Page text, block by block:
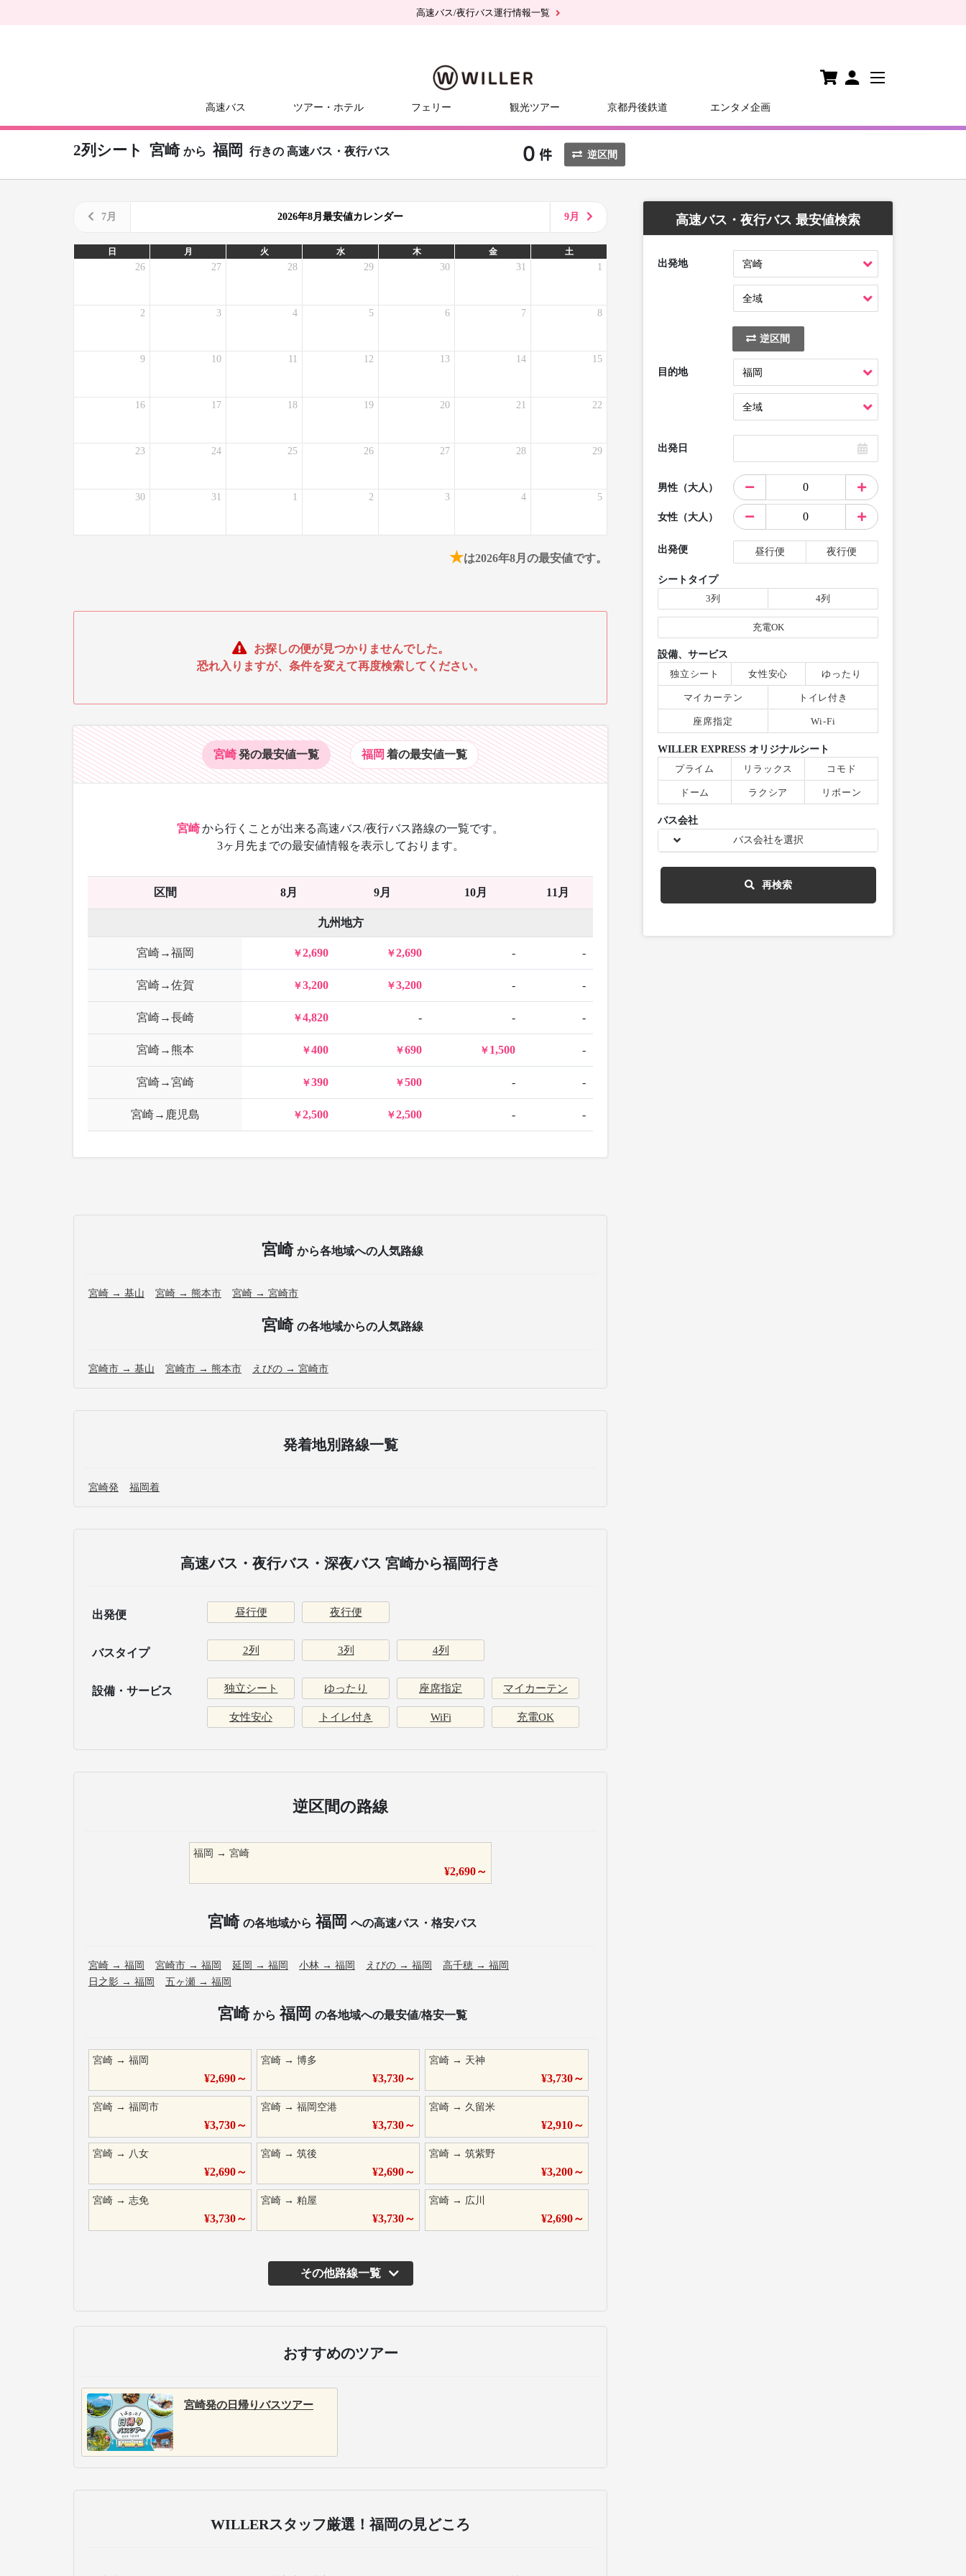
高速バス/夜行バス運行情報一覧
高速バス ツアー・ホテル フェリー 観光ツアー 京都丹後鉄道 エンタメ企画
2列シート 宮崎 から 福岡 行きの 高速バス・夜行バス 逆区間
7月 2026年8月最安値カレンダー 9月
日 月 火 水 木 金 土
26 27 28 29 30 31 1
2 3 4 5 6 7 8
9 10 11 12 13 14 15
16 17 18 19 20 21 22
23 24 25 26 27 28 29
30 31 1 2 3 4 5
★は2026年8月の最安値です。
お探しの便が見つかりませんでした。
恐れ入りますが、条件を変えて再度検索してください。
宮崎発の最安値一覧 福岡 着の最安値一覧
宮崎から行くことが出来る高速バス/夜行バス路線の一覧です。
3ヶ月先までの最安値情報を表示しております。
区間 8月 9月 10月 11月
九州地方
宮崎→福岡 2,690 2,690 - -
宮崎→佐賀 3,200 3,200 - -
宮崎→長崎 4,820 - - -
宮崎→熊本 400 690 1,500 -
宮崎→宮崎 390 500 - -
宮崎→鹿児島 2,500 2,500 - -
宮崎 から各地域への人気路線
宮崎 → 基山 宮崎 → 熊本市 宮崎 → 宮崎市
宮崎 の各地域からの人気路線
宮崎市 → 基山 宮崎市 → 熊本市 えびの → 宮崎市
発着地別路線一覧
宮崎発 福岡着
高速バス・夜行バス・深夜バス 宮崎から福岡行き
出発便 昼行便 夜行便
バスタイプ 2列 3列 4列
設備・サービス 独立シート ゆったり 座席指定 マイカーテン
女性安心 トイレ付き WiFi 充電OK
逆区間の路線
福岡 →宮崎
¥2,690～
宮崎 の各地域から 福岡 への高速バス・格安バス
宮崎 → 福岡 宮崎市 → 福岡 延岡 → 福岡 小林 → 福岡 えびの → 福岡 高千穂 → 福岡
日之影 → 福岡 五ヶ瀬 → 福岡
宮崎 から 福岡 の各地域への最安値/格安一覧
宮崎 → 福岡
¥2,690～
宮崎 →博多
¥3,730～
宮崎 → 天神
¥3,730～
宮崎 → 福岡市
¥3,730～
宮崎 →福岡空港
¥3,730～
宮崎 → 久留米
¥2,910～
宮崎 → 八女
¥2,690～
宮崎 →筑後
¥2,690～
宮崎 →筑紫野
¥3,200～
宮崎 → 志免
¥3,730～
宮崎 →粕屋
¥3,730～
宮崎 → 広川
¥2,690～
その他路線一覧
主な運行バス会社
高速バス・夜行バス 最安値検索
出発地
逆区間
目的地
出発日
男性（大人）
女性（大人）
出発便 昼行便 夜行便
シートタイプ
3列
4列
充電OK
設備、サービス
独立シート
女性安心 ゆったり
マイカーテン トイレ付き
座席指定 Wi-Fi
WILLER EXPRESS オリジナルシート
プライム
リラックス コモド
ドーム ラクシア リボーン
バス会社
バス会社を選択
再検索